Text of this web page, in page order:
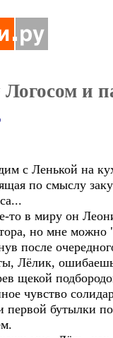
и
с Ленькой на
по смыслу
то в миру он
но мне можно
после
Лёлик,
щекой
чувство
первой бутылки